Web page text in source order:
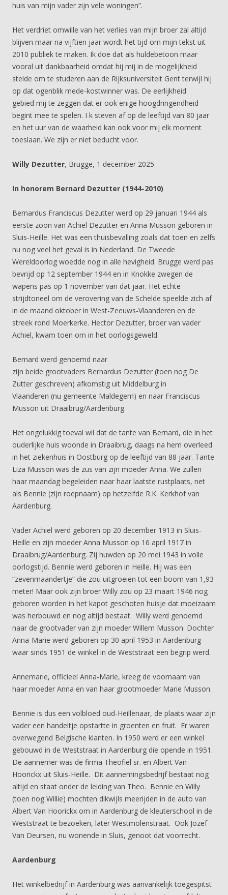
huis van mijn vader zijn vele woningen”.
Het verdriet omwille van het verlies van mijn broer zal altijd
blijven maar na vijftien jaar wordt het tijd om mijn tekst uit
2010 publiek te maken. Ik doe dat als huldebetoon maar
vooral uit dankbaarheid omdat hij mij in de mogelijkheid
stelde om te studeren aan de Rijksuniversiteit Gent terwijl hij
op dat ogenblik mede-kostwinner was. De eerlijkheid
gebied mij te zeggen dat er ook enige hoogdringendheid
begint mee te spelen. I k steven af op de leeftijd van 80 jaar
en het uur van de waarheid kan ook voor mij elk moment
toeslaan. We zijn er niet beducht voor.
Willy Dezutter, Brugge, 1 december 2025
In honorem Bernard Dezutter (1944-2010)
Bernardus Franciscus Dezutter werd op 29 januari 1944 als
eerste zoon van Achiel Dezutter en Anna Musson geboren in
Sluis-Heille. Het was een thuisbevalling zoals dat toen en zelfs
nu nog veel het geval is in Nederland. De Tweede
Wereldoorlog woedde nog in alle hevigheid. Brugge werd pas
bevrijd op 12 september 1944 en in Knokke zwegen de
wapens pas op 1 november van dat jaar. Het echte
strijdtoneel om de verovering van de Schelde speelde zich af
in de maand oktober in West-Zeeuws-Vlaanderen en de
streek rond Moerkerke. Hector Dezutter, broer van vader
Achiel, kwam toen om in het oorlogsgeweld.
Bernard werd genoemd naar
zijn beide grootvaders Bernardus Dezutter (toen nog De
Zutter geschreven) afkomstig uit Middelburg in
Vlaanderen (nu gemeente Maldegem) en naar Franciscus
Musson uit Draaibrug/Aardenburg.
Het ongelukkig toeval wil dat de tante van Bernard, die in het
ouderlijke huis woonde in Draaibrug, daags na hem overleed
in het ziekenhuis in Oostburg op de leeftijd van 88 jaar. Tante
Liza Musson was de zus van zijn moeder Anna. We zullen
haar maandag begeleiden naar haar laatste rustplaats, net
als Bennie (zijn roepnaam) op hetzelfde R.K. Kerkhof van
Aardenburg.
Vader Achiel werd geboren op 20 december 1913 in Sluis-
Heille en zijn moeder Anna Musson op 16 april 1917 in
Draaibrug/Aardenburg. Zij huwden op 20 mei 1943 in volle
oorlogstijd. Bennie werd geboren in Heille. Hij was een
“zevenmaandertje” die zou uitgroeien tot een boom van 1,93
meter! Maar ook zijn broer Willy zou op 23 maart 1946 nog
geboren worden in het kapot geschoten huisje dat moeizaam
was herbouwd en nog altijd bestaat. Willy werd genoemd
naar de grootvader van zijn moeder Willem Musson. Dochter
Anna-Marie werd geboren op 30 april 1953 in Aardenburg
waar sinds 1951 de winkel in de Weststraat een begrip werd.
Annemarie, officieel Anna-Marie, kreeg de voornaam van
haar moeder Anna en van haar grootmoeder Marie Musson.
Bennie is dus een volbloed oud-Heillenaar, de plaats waar zijn
vader een handeltje opstartte in groenten en fruit. Er waren
overwegend Belgische klanten. In 1950 werd er een winkel
gebouwd in de Weststraat in Aardenburg die opende in 1951.
De aannemer was de firma Theofiel sr. en Albert Van
Hoorickx uit Sluis-Heille. Dit aannemingsbedrijf bestaat nog
altijd en staat onder de leiding van Theo. Bennie en Willy
(toen nog Willie) mochten dikwijls meerijden in de auto van
Albert Van Hoorickx om in Aardenburg de kleuterschool in de
Weststraat te bezoeken, later Westmolenstraat. Ook Jozef
Van Deursen, nu wonende in Sluis, genoot dat voorrecht.
Aardenburg
Het winkelbedrijf in Aardenburg was aanvankelijk toegespitst